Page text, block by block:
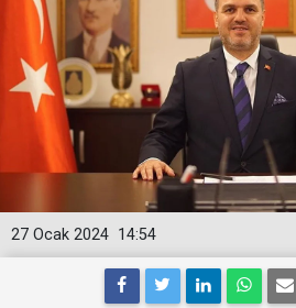
14:54
27 Ocak 2024